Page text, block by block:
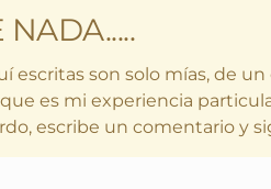
NADA.....
escritas son solo mías, de
es mi experiencia
escribe un comentario y